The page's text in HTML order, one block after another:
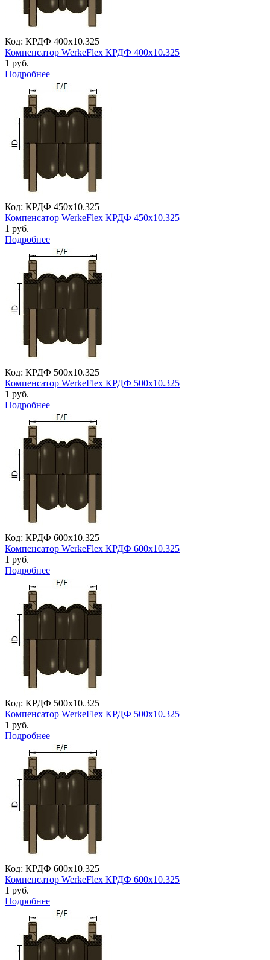
Код: КРДФ 400х10.325
Компенсатор WerkeFlex КРДФ 400х10.325
1 руб.
Подробнее
Код: КРДФ 450х10.325
Компенсатор WerkeFlex КРДФ 450х10.325
1 руб.
Подробнее
Код: КРДФ 500х10.325
Компенсатор WerkeFlex КРДФ 500х10.325
1 руб.
Подробнее
Код: КРДФ 600х10.325
Компенсатор WerkeFlex КРДФ 600х10.325
1 руб.
Подробнее
Код: КРДФ 500х10.325
Компенсатор WerkeFlex КРДФ 500х10.325
1 руб.
Подробнее
Код: КРДФ 600х10.325
Компенсатор WerkeFlex КРДФ 600х10.325
1 руб.
Подробнее